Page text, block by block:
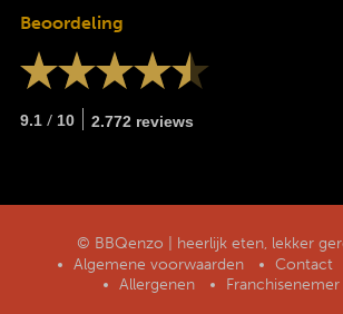
Beoordeling
9.1 / 10 2.772 reviews
© BBQenzo | heerlijk eten, lekker
Algemene voorwaarden
Contact
Allergenen